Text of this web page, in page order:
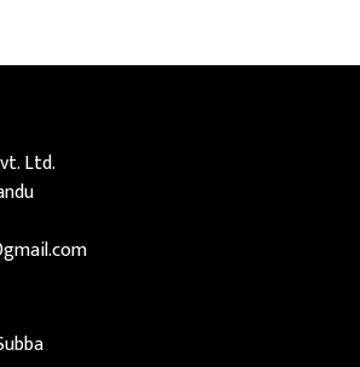
Ltd.